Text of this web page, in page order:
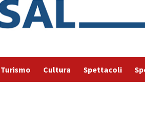
Turismo Cultura Spettacoli